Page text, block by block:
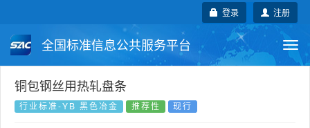
注册
登录
全国标准信息公共服务平台
国家标准
铜包钢丝用热轧盘条
行业标准-YB 黑色冶金 推荐性 现行